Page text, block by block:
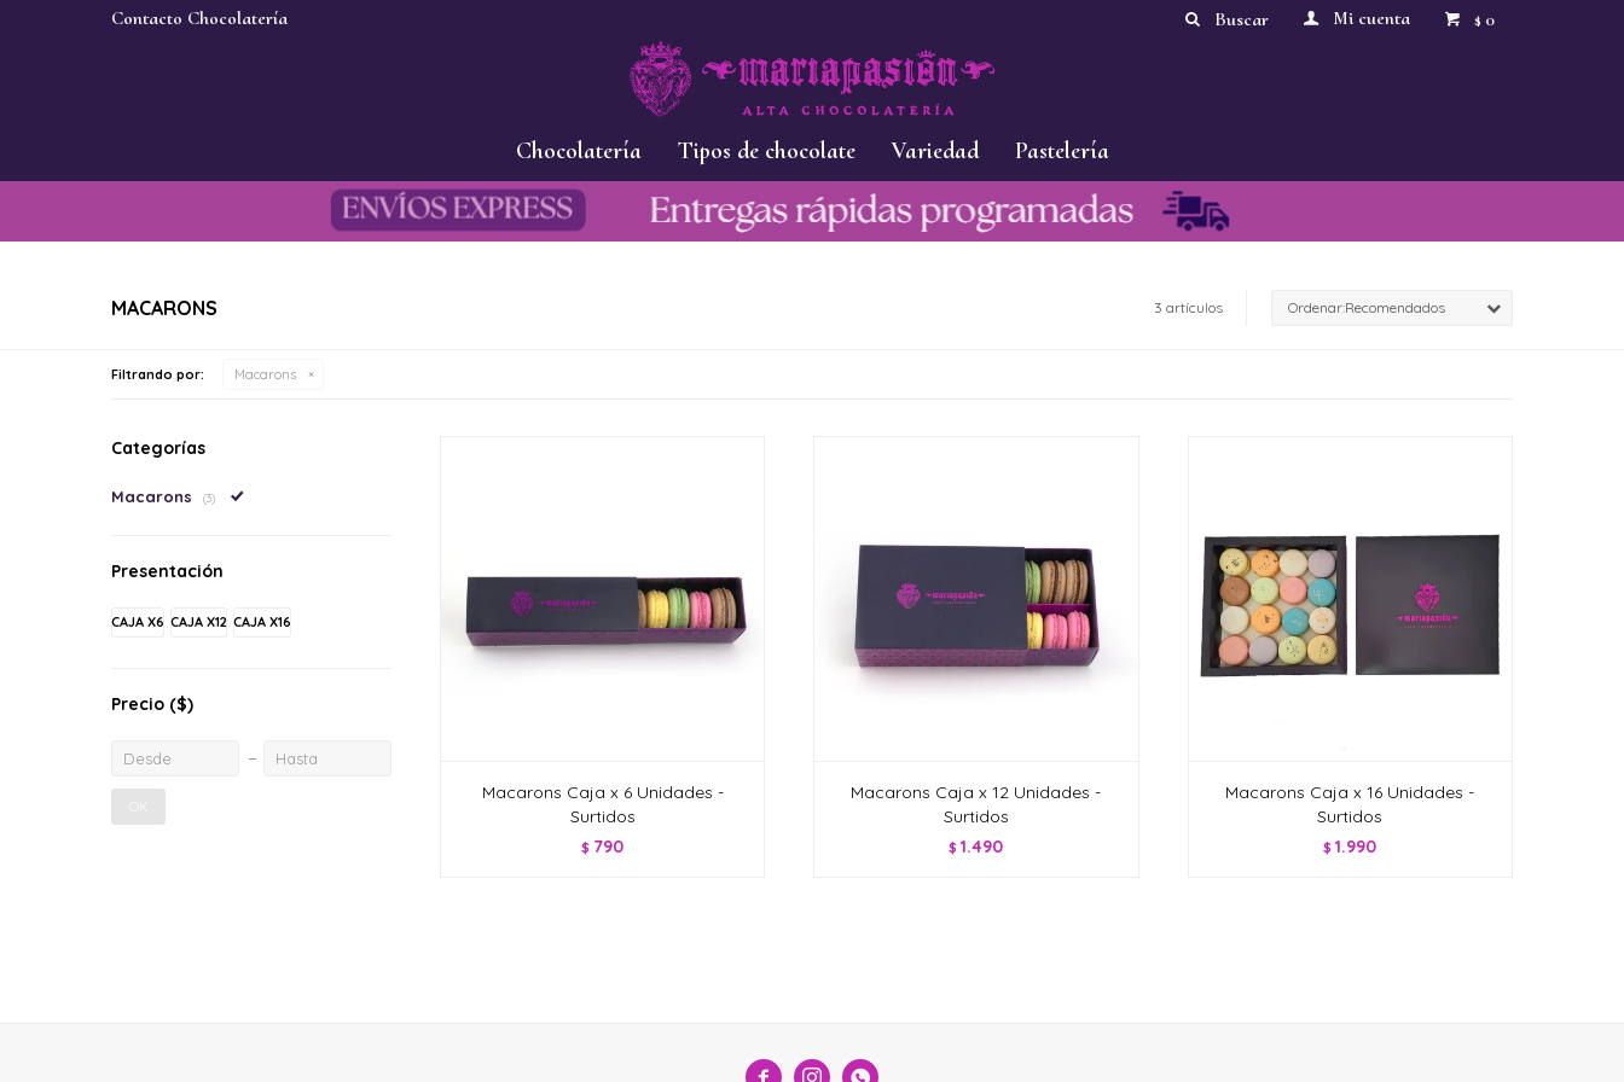
Chocolatería Tipos de chocolate Variedad Pastelería
$ 0
Contacto Chocolatería
MACARONS 3 artículos Recomendados
Filtrando por: Macarons
Macarons Caja x 6 Unidades -
Surtidos
$ 790
Macarons Caja x 12 Unidades -
Surtidos
$ 1.490
Macarons Caja x 16 Unidades -
Surtidos
$ 1.990
Categorías
Macarons (3)
Presentación
CAJA X6 CAJA X12 CAJA X16
Precio ($)
  